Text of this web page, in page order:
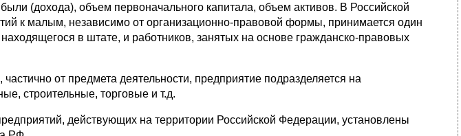
(дохода), объем первоначального капитала, объем активов. В Российской
к малым, независимо от организационно-правовой формы, принимается один
находящегося в штате, и работников, занятых на основе гражданско-правовых
частично от предмета деятельности, предприятие подразделяется на
строительные, торговые и т.д.
действующих на территории Российской Федерации, установлены